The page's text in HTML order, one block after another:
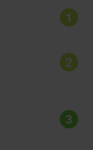
1
2
3